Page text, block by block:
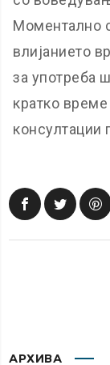
Моментално
влијанието
за употреба
кратко време
консултации
АРХИВА